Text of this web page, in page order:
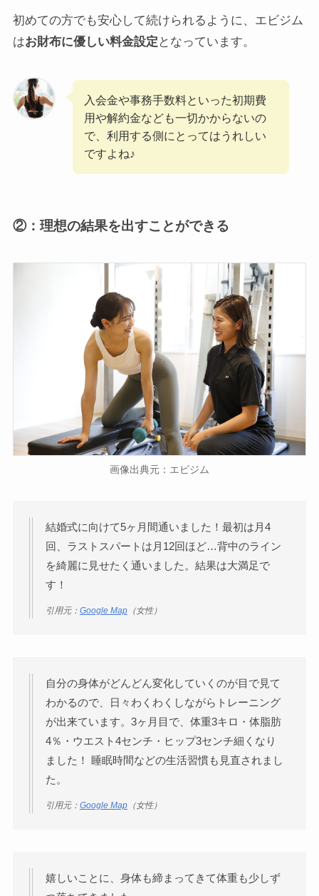
初めての方でも安心して続けられるように、エビジム
はお財布に優しい料金設定 となっています。
入会金や事務手数料といった初期費
用や解約金なども一切かからないの
で、利用する側にとってはうれしい
ですよね♪
②：理想の結果を出すことができる
画像出典元：エビジム
結婚式に向けて5ヶ月間通いました！最初は月4
回、ラストスパートは月12回ほど…背中のライン
を綺麗に見せたく通いました。結果は大満足で
す！
引用元： Google Map（女性）
自分の身体がどんどん変化していくのが目で見て
わかるので、日々わくわくしながらトレーニング
が出来ています。3ヶ月目で、体重3キロ・体脂肪
4％・ウエスト4センチ・ヒップ3センチ細くなり
ました！ 睡眠時間などの生活習慣も見直されまし
た。
引用元： Google Map（女性）
嬉しいことに、身体も締まってきて体重も少しず